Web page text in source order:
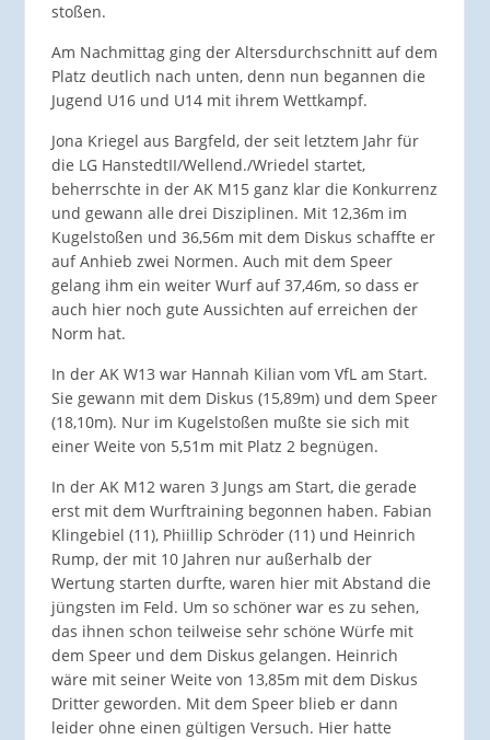
stoßen.
Am Nachmittag ging der Altersdurchschnitt auf dem
Platz deutlich nach unten, denn nun begannen die
Jugend U16 und U14 mit ihrem Wettkampf.
Jona Kriegel aus Bargfeld, der seit letztem Jahr für
die LG HanstedtII/Wellend./Wriedel startet,
beherrschte in der AK M15 ganz klar die Konkurrenz
und gewann alle drei Disziplinen. Mit 12,36m im
Kugelstoßen und 36,56m mit dem Diskus schaffte er
auf Anhieb zwei Normen. Auch mit dem Speer
gelang ihm ein weiter Wurf auf 37,46m, so dass er
auch hier noch gute Aussichten auf erreichen der
Norm hat.
In der AK W13 war Hannah Kilian vom VfL am Start.
Sie gewann mit dem Diskus (15,89m) und dem Speer
(18,10m). Nur im Kugelstoßen mußte sie sich mit
einer Weite von 5,51m mit Platz 2 begnügen.
In der AK M12 waren 3 Jungs am Start, die gerade
erst mit dem Wurftraining begonnen haben. Fabian
Klingebiel (11), Phiillip Schröder (11) und Heinrich
Rump, der mit 10 Jahren nur außerhalb der
Wertung starten durfte, waren hier mit Abstand die
jüngsten im Feld. Um so schöner war es zu sehen,
das ihnen schon teilweise sehr schöne Würfe mit
dem Speer und dem Diskus gelangen. Heinrich
wäre mit seiner Weite von 13,85m mit dem Diskus
Dritter geworden. Mit dem Speer blieb er dann
leider ohne einen gültigen Versuch. Hier hatte